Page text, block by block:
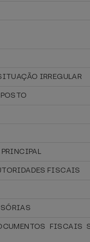
IRREGULAR
FISCAIS
FISCAIS